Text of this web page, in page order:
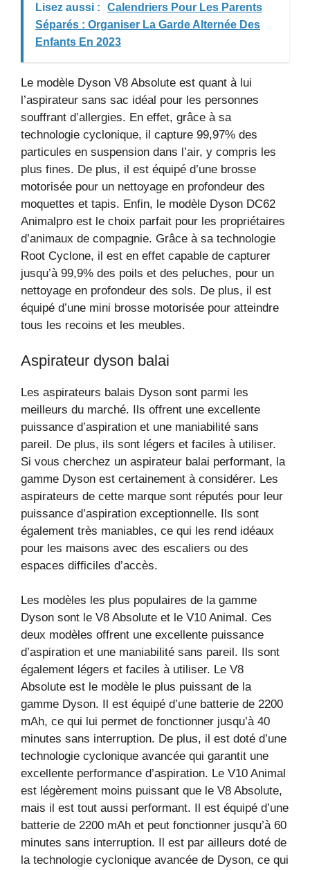
Lisez aussi :
Calendriers Pour Les Parents
Séparés : Organiser La Garde Alternée Des
Enfants En 2023
Le modèle Dyson V8 Absolute est quant à lui
l’aspirateur sans sac idéal pour les personnes
souffrant d’allergies. En effet, grâce à sa
technologie cyclonique, il capture 99,97% des
particules en suspension dans l’air, y compris les
plus fines. De plus, il est équipé d’une brosse
motorisée pour un nettoyage en profondeur des
moquettes et tapis. Enfin, le modèle Dyson DC62
Animalpro est le choix parfait pour les propriétaires
d’animaux de compagnie. Grâce à sa technologie
Root Cyclone, il est en effet capable de capturer
jusqu’à 99,9% des poils et des peluches, pour un
nettoyage en profondeur des sols. De plus, il est
équipé d’une mini brosse motorisée pour atteindre
tous les recoins et les meubles.
Aspirateur dyson balai
Les aspirateurs balais Dyson sont parmi les
meilleurs du marché. Ils offrent une excellente
puissance d’aspiration et une maniabilité sans
pareil. De plus, ils sont légers et faciles à utiliser.
Si vous cherchez un aspirateur balai performant, la
gamme Dyson est certainement à considérer. Les
aspirateurs de cette marque sont réputés pour leur
puissance d’aspiration exceptionnelle. Ils sont
également très maniables, ce qui les rend idéaux
pour les maisons avec des escaliers ou des
espaces difficiles d’accès.
Les modèles les plus populaires de la gamme
Dyson sont le V8 Absolute et le V10 Animal. Ces
deux modèles offrent une excellente puissance
d’aspiration et une maniabilité sans pareil. Ils sont
également légers et faciles à utiliser. Le V8
Absolute est le modèle le plus puissant de la
gamme Dyson. Il est équipé d’une batterie de 2200
mAh, ce qui lui permet de fonctionner jusqu’à 40
minutes sans interruption. De plus, il est doté d’une
technologie cyclonique avancée qui garantit une
excellente performance d’aspiration. Le V10 Animal
est légèrement moins puissant que le V8 Absolute,
mais il est tout aussi performant. Il est équipé d’une
batterie de 2200 mAh et peut fonctionner jusqu’à 60
minutes sans interruption. Il est par ailleurs doté de
la technologie cyclonique avancée de Dyson, ce qui